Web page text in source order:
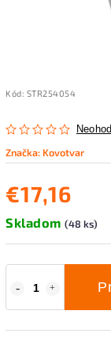
Kód: STR254054
Značka: Kovotvar
€17,16
Skladom (48 ks)